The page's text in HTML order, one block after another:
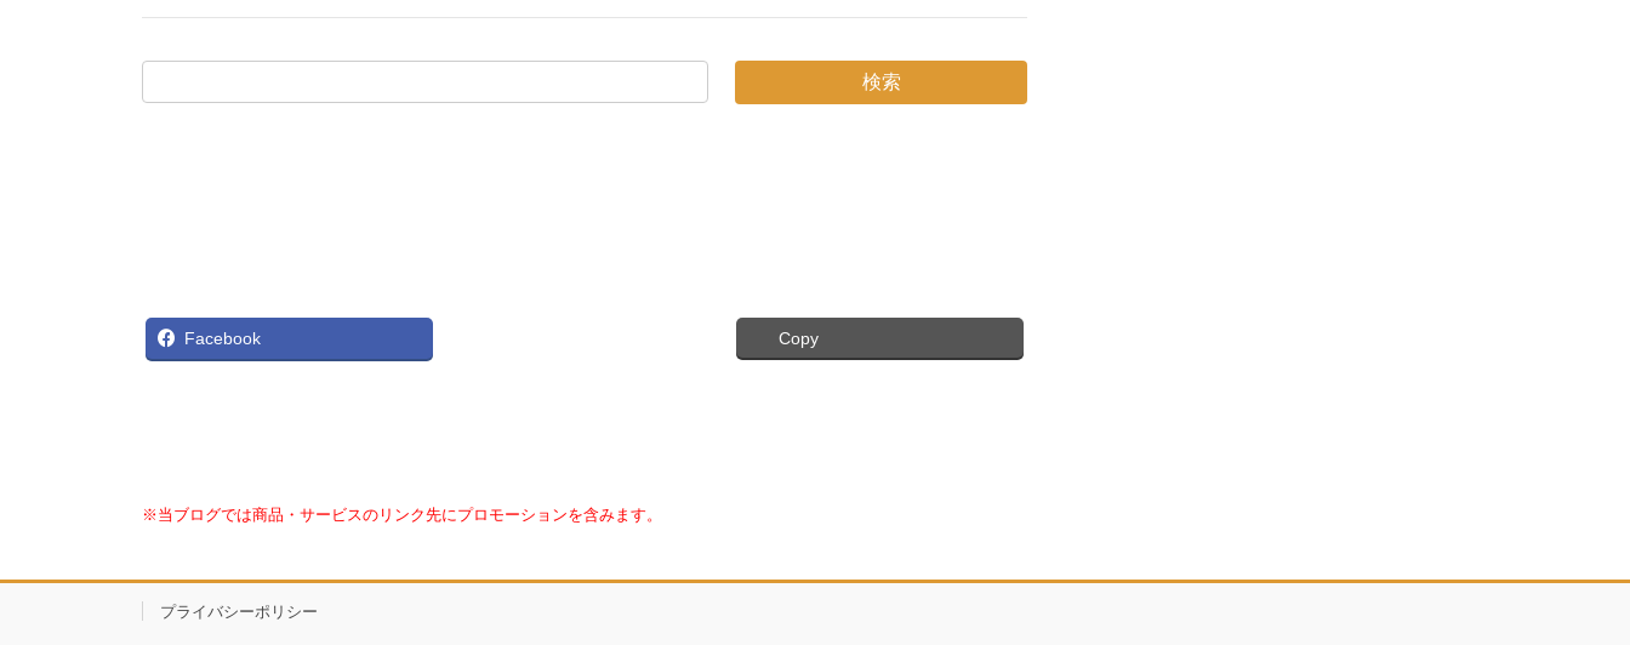
Facebook Copy
※当ブログでは商品・サービスのリンク先にプロモーションを含みます。
プライバシーポリシー